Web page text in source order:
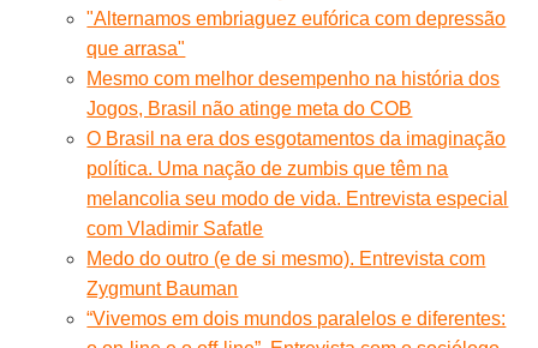
"Alternamos embriaguez eufórica com depressão
que arrasa"
Mesmo com melhor desempenho na história dos
Jogos, Brasil não atinge meta do COB
O Brasil na era dos esgotamentos da imaginação
política. Uma nação de zumbis que têm na
melancolia seu modo de vida. Entrevista especial
com Vladimir Safatle
Medo do outro (e de si mesmo). Entrevista com
Zygmunt Bauman
“Vivemos em dois mundos paralelos e diferentes: